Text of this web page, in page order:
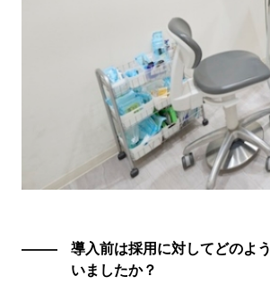
導入前は採用に対してどのよ
いましたか？